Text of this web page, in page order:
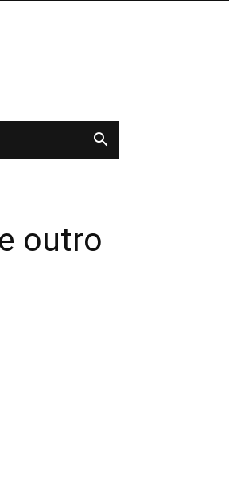
outro